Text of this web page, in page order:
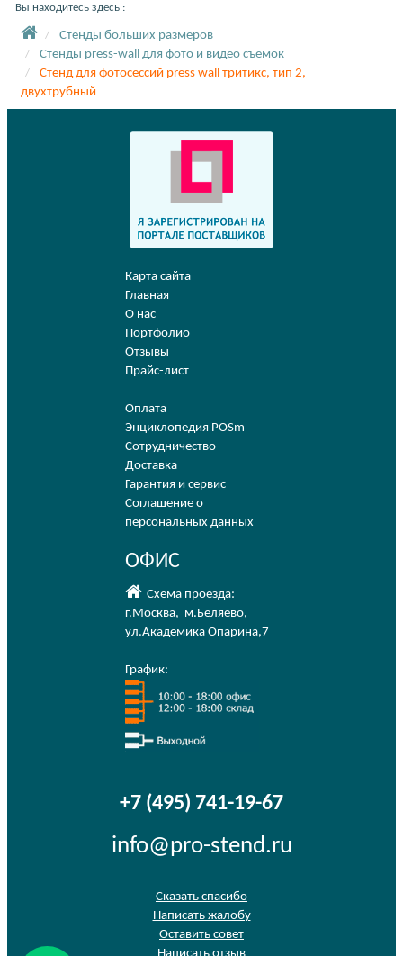
Вы находитесь здесь :
Стенды больших размеров
Стенды press-wall для фото и видео съемок
Стенд для фотосессий press wall тритикс, тип 2,
двухтрубный
Карта сайта
Главная
О нас
Портфолио
Отзывы
Прайс-лист
Оплата
Энциклопедия POSm
Сотрудничество
Доставка
Гарантия и сервис
Соглашение о
персональных данных
ОФИС
Схема проезда:
г.Москва, м.Беляево,
ул.Академика Опарина,7
График:
+7 (495) 741-19-67
info@pro-stend.ru
Сказать спасибо
Написать жалобу
Оставить совет